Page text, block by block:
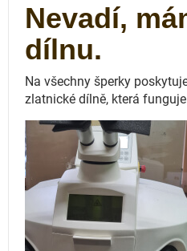
Nevadí,
dílnu.
Na všechny šperky
zlatnické dílně, která funguje